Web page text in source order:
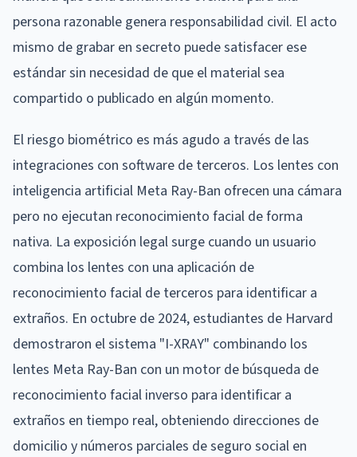
persona razonable genera responsabilidad civil. El acto
mismo de grabar en secreto puede satisfacer ese
estándar sin necesidad de que el material sea
compartido o publicado en algún momento.
El riesgo biométrico es más agudo a través de las
integraciones con software de terceros. Los lentes con
inteligencia artificial Meta Ray-Ban ofrecen una cámara
pero no ejecutan reconocimiento facial de forma
nativa. La exposición legal surge cuando un usuario
combina los lentes con una aplicación de
reconocimiento facial de terceros para identificar a
extraños. En octubre de 2024, estudiantes de Harvard
demostraron el sistema "I-XRAY" combinando los
lentes Meta Ray-Ban con un motor de búsqueda de
reconocimiento facial inverso para identificar a
extraños en tiempo real, obteniendo direcciones de
domicilio y números parciales de seguro social en